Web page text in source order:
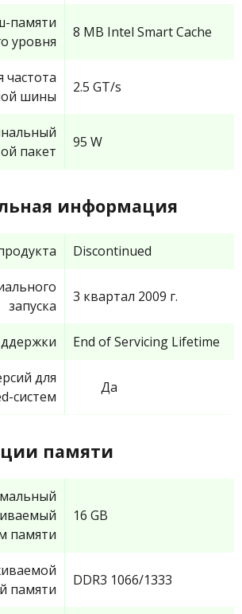
памяти
уровня
8 MB Intel Smart Cache
частота
шины
2.5 GT/s
пакет
95 W
информация
Discontinued
запуска
3 квартал 2009 г.
End of Servicing Lifetime
для
систем
Да
памяти
памяти
16 GB
памяти
DDR3 1066/1333